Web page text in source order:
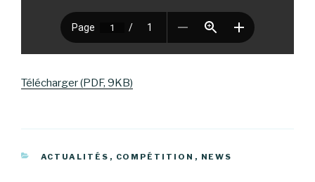
Télécharger (PDF, 9KB)
CATÉGORIES
ACTUALITÉS , COMPÉTITION , NEWS